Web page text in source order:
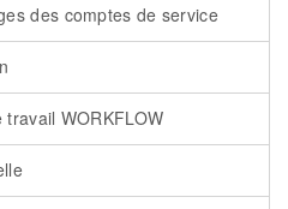
des comptes de service
WORKFLOW